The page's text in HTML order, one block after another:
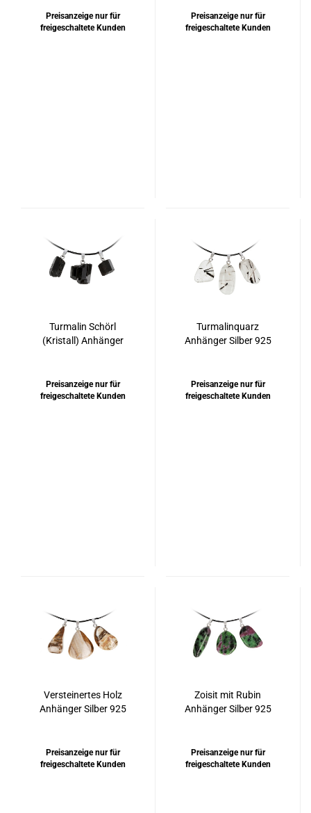
Preisanzeige nur für
freigeschaltete Kunden
Preisanzeige nur für
freigeschaltete Kunden
Turmalin Schörl
(Kristall) Anhänger
Preisanzeige nur für
freigeschaltete Kunden
Turmalinquarz
Anhänger Silber 925
Preisanzeige nur für
freigeschaltete Kunden
Versteinertes Holz
Anhänger Silber 925
Preisanzeige nur für
freigeschaltete Kunden
Zoisit mit Rubin
Anhänger Silber 925
Preisanzeige nur für
freigeschaltete Kunden